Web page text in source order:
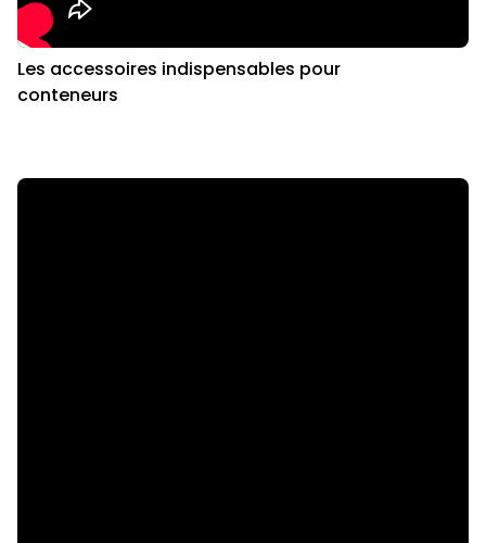
Les accessoires indispensables pour
conteneurs